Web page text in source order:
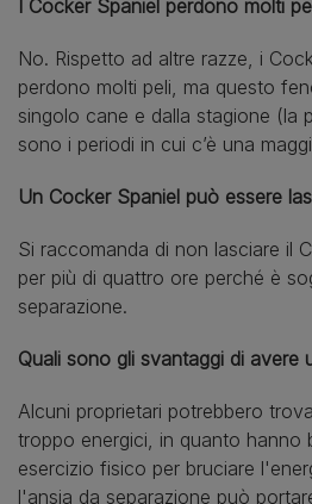
I Cocker Spaniel perdono molti
No. Rispetto ad altre razze, i
perdono molti peli, ma questo
singolo cane e dalla stagione (la
sono i periodi in cui c’è una
Un Cocker Spaniel può essere
Si raccomanda di non lasciare il
per più di quattro ore perché è
separazione.
Quali sono gli svantaggi di avere
Alcuni proprietari potrebbero
troppo energici, in quanto hanno
esercizio fisico per bruciare
l'ansia da separazione può